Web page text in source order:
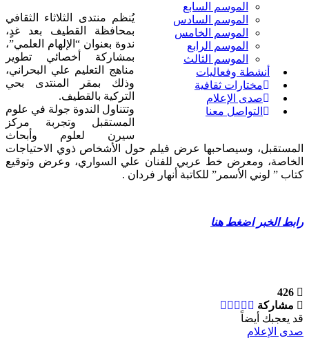
الموسم السابع
الموسم السادس
الموسم الخامس
الموسم الرابع
الموسم الثالث
أنشطة وفعاليات
مختارات ثقافية
صدى الإعلام
التواصل معنا
يُنظم منتدى الثلاثاء الثقافي
بمحافظة القطيف بعد غدٍ،
ندوة بعنوان “الإلهام العلمي”،
بمشاركة أخصائي تطوير
مناهج التعليم علي البحراني،
وذلك بمقر المنتدى بحي
التركية بالقطيف.
وتتناول الندوة جولة في علوم
المستقبل وتجربة مركز
سيرن لعلوم وأبحاث
المستقبل، وسيصاحبها عرض فيلم حول الأشخاص ذوي الاحتياجات
الخاصة، ومعرض خط عربي للفنان علي السواري، وعرض وتوقيع
كتاب ” لوني الأسمر” للكاتبة أنهار فردان .
رابط الخبر اضغط هنا
426
مشاركة
قد يعجبك أيضاً
صدى الإعلام